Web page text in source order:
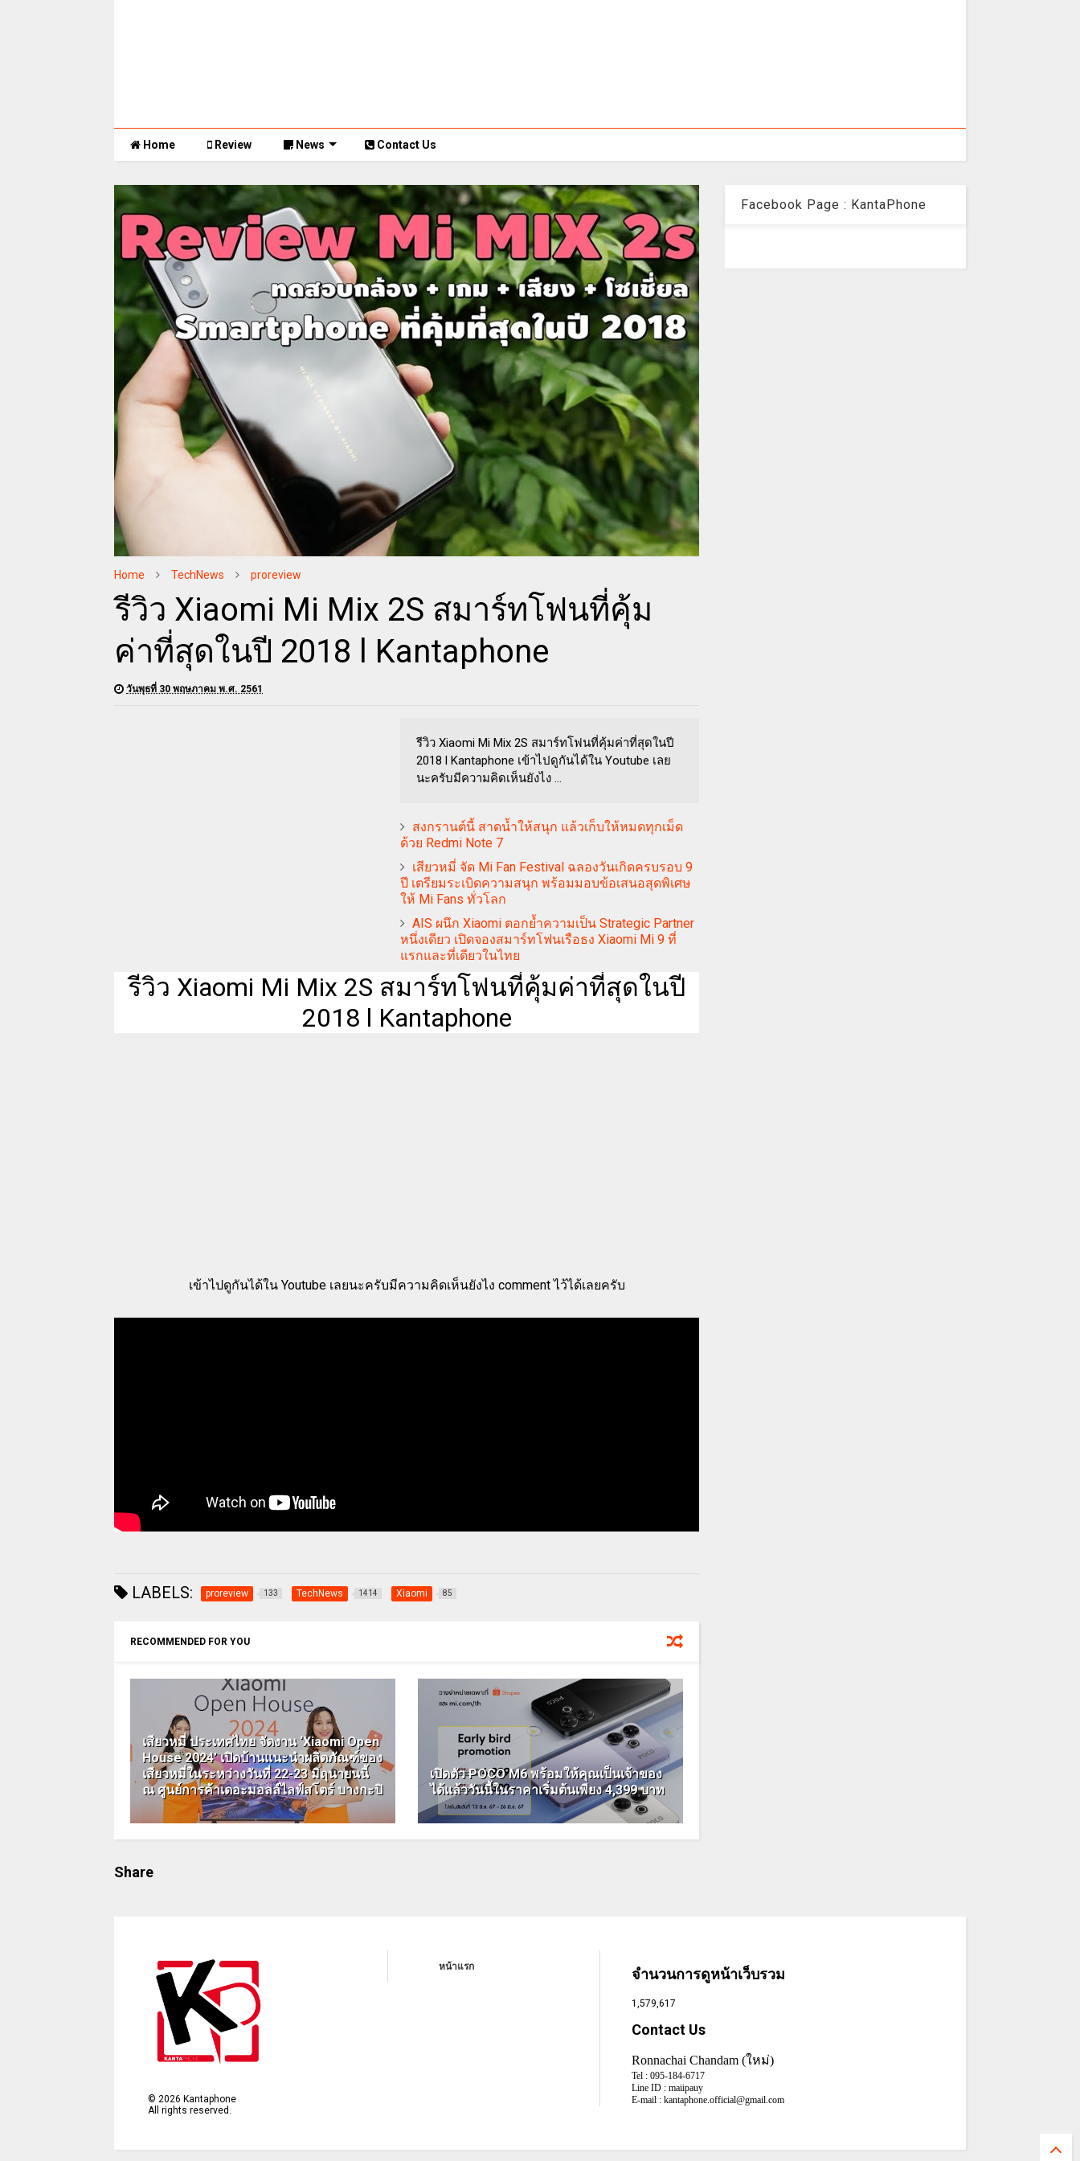
Home Review News Contact Us
Home TechNews proreview
รีวิว Xiaomi Mi Mix 2S สมาร์ทโฟนที่คุ้ม
ค่าที่สุดในปี 2018 l Kantaphone
วันพุธที่ 30 พฤษภาคม พ.ศ. 2561
รีวิว Xiaomi Mi Mix 2S สมาร์ทโฟนที่คุ้มค่าที่สุดในปี
2018 l Kantaphone เข้าไปดูกันได้ใน Youtube เลย
นะครับมีความคิดเห็นยังไง ...
สงกรานต์นี้ สาดน้ำให้สนุก แล้วเก็บให้หมดทุกเม็ด
ด้วย Redmi Note 7
เสียวหมี่ จัด Mi Fan Festival ฉลองวันเกิดครบรอบ 9
ปี เตรียมระเบิดความสนุก พร้อมมอบข้อเสนอสุดพิเศษ
ให้ Mi Fans ทั่วโลก
AIS ผนึก Xiaomi ตอกย้ำความเป็น Strategic Partner
หนึ่งเดียว เปิดจองสมาร์ทโฟนเรือธง Xiaomi Mi 9 ที่
แรกและที่เดียวในไทย
รีวิว Xiaomi Mi Mix 2S สมาร์ทโฟนที่คุ้มค่าที่สุดในปี
2018 l Kantaphone
เข้าไปดูกันได้ใน Youtube เลยนะครับมีความคิดเห็นยังไง comment ไว้ได้เลยครับ
LABELS: proreview 133 TechNews 1414 Xiaomi 85
RECOMMENDED FOR YOU
เสียวหมี่ ประเทศไทย จัดงาน ‘Xiaomi Open
House 2024’ เปิดบ้านแนะนำผลิตภัณฑ์ของ
เสียวหมี่ในระหว่างวันที่ 22-23 มิถุนายนนี้
ณ ศูนย์การค้าเดอะมอลล์ไลฟ์สโตร์ บางกะปิ
เปิดตัว POCO M6 พร้อมให้คุณเป็นเจ้าของ
ได้แล้ววันนี้ในราคาเริ่มต้นเพียง 4,399 บาท
Share
Facebook Page : KantaPhone
©2026 Kantaphone
All rights reserved.
หน้าแรก จำนวนการดูหน้าเว็บรวม
1,579,617
Contact Us
Ronnachai Chandam (ใหม่)
Tel : 095-184-6717
Line ID : maiipauy
E-mail : kantaphone.official@gmail.com